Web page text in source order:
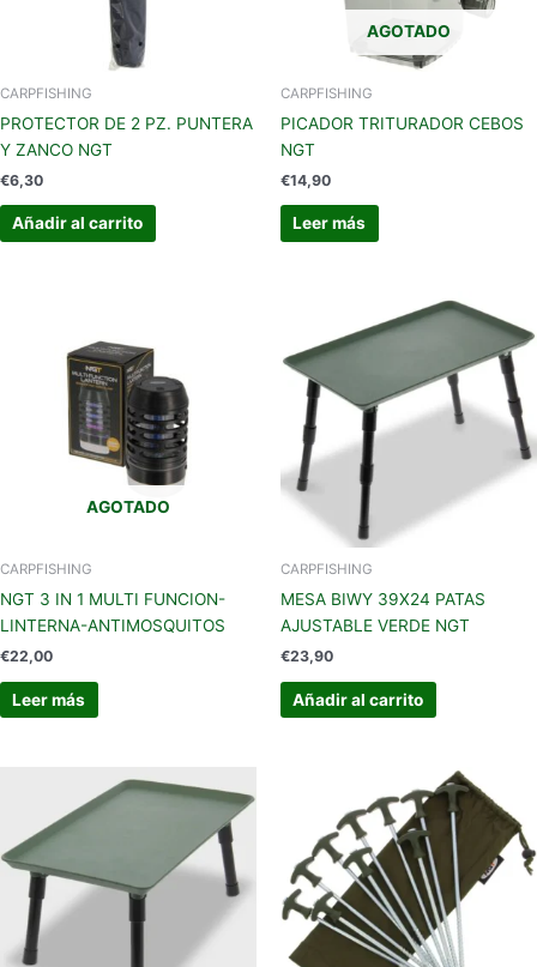
CARPFISHING
PROTECTOR DE 2 PZ. PUNTERA
Y ZANCO NGT
€6,30
Añadir al carrito
AGOTADO
CARPFISHING
PICADOR TRITURADOR CEBOS
NGT
€14,90
Leer más
AGOTADO
CARPFISHING
NGT 3 IN 1 MULTI FUNCION-
LINTERNA-ANTIMOSQUITOS
€22,00
Leer más
CARPFISHING
MESA BIWY 39X24 PATAS
AJUSTABLE VERDE NGT
€23,90
Añadir al carrito